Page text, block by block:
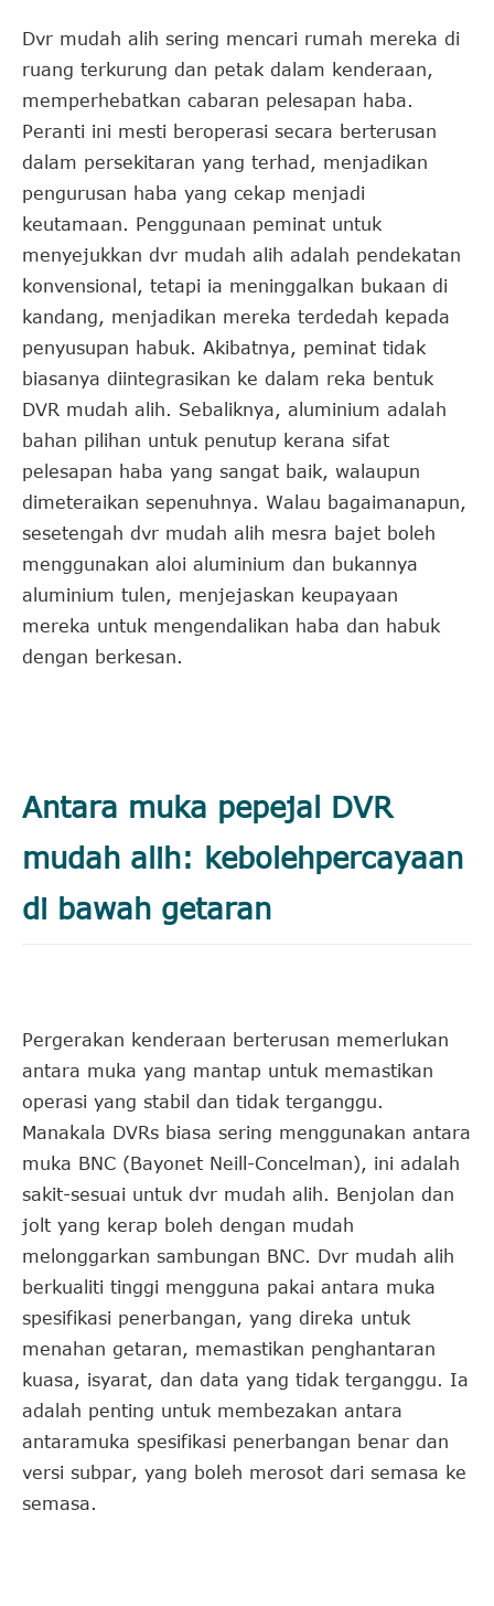
Dvr mudah alih sering mencari rumah mereka di
ruang terkurung dan petak dalam kenderaan,
memperhebatkan cabaran pelesapan haba.
Peranti ini mesti beroperasi secara berterusan
dalam persekitaran yang terhad, menjadikan
pengurusan haba yang cekap menjadi
keutamaan. Penggunaan peminat untuk
menyejukkan dvr mudah alih adalah pendekatan
konvensional, tetapi ia meninggalkan bukaan di
kandang, menjadikan mereka terdedah kepada
penyusupan habuk. Akibatnya, peminat tidak
biasanya diintegrasikan ke dalam reka bentuk
DVR mudah alih. Sebaliknya, aluminium adalah
bahan pilihan untuk penutup kerana sifat
pelesapan haba yang sangat baik, walaupun
dimeteraikan sepenuhnya. Walau bagaimanapun,
sesetengah dvr mudah alih mesra bajet boleh
menggunakan aloi aluminium dan bukannya
aluminium tulen, menjejaskan keupayaan
mereka untuk mengendalikan haba dan habuk
dengan berkesan.
Antara muka pepejal DVR
mudah alih: kebolehpercayaan
di bawah getaran
Pergerakan kenderaan berterusan memerlukan
antara muka yang mantap untuk memastikan
operasi yang stabil dan tidak terganggu.
Manakala DVRs biasa sering menggunakan antara
muka BNC (Bayonet Neill-Concelman), ini adalah
sakit-sesuai untuk dvr mudah alih. Benjolan dan
jolt yang kerap boleh dengan mudah
melonggarkan sambungan BNC. Dvr mudah alih
berkualiti tinggi mengguna pakai antara muka
spesifikasi penerbangan, yang direka untuk
menahan getaran, memastikan penghantaran
kuasa, isyarat, dan data yang tidak terganggu. Ia
adalah penting untuk membezakan antara
antaramuka spesifikasi penerbangan benar dan
versi subpar, yang boleh merosot dari semasa ke
semasa.